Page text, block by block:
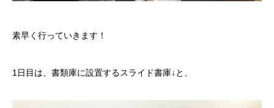
素早く行っていきます！
1日目は、書類庫に設置するスライド書庫↓と、